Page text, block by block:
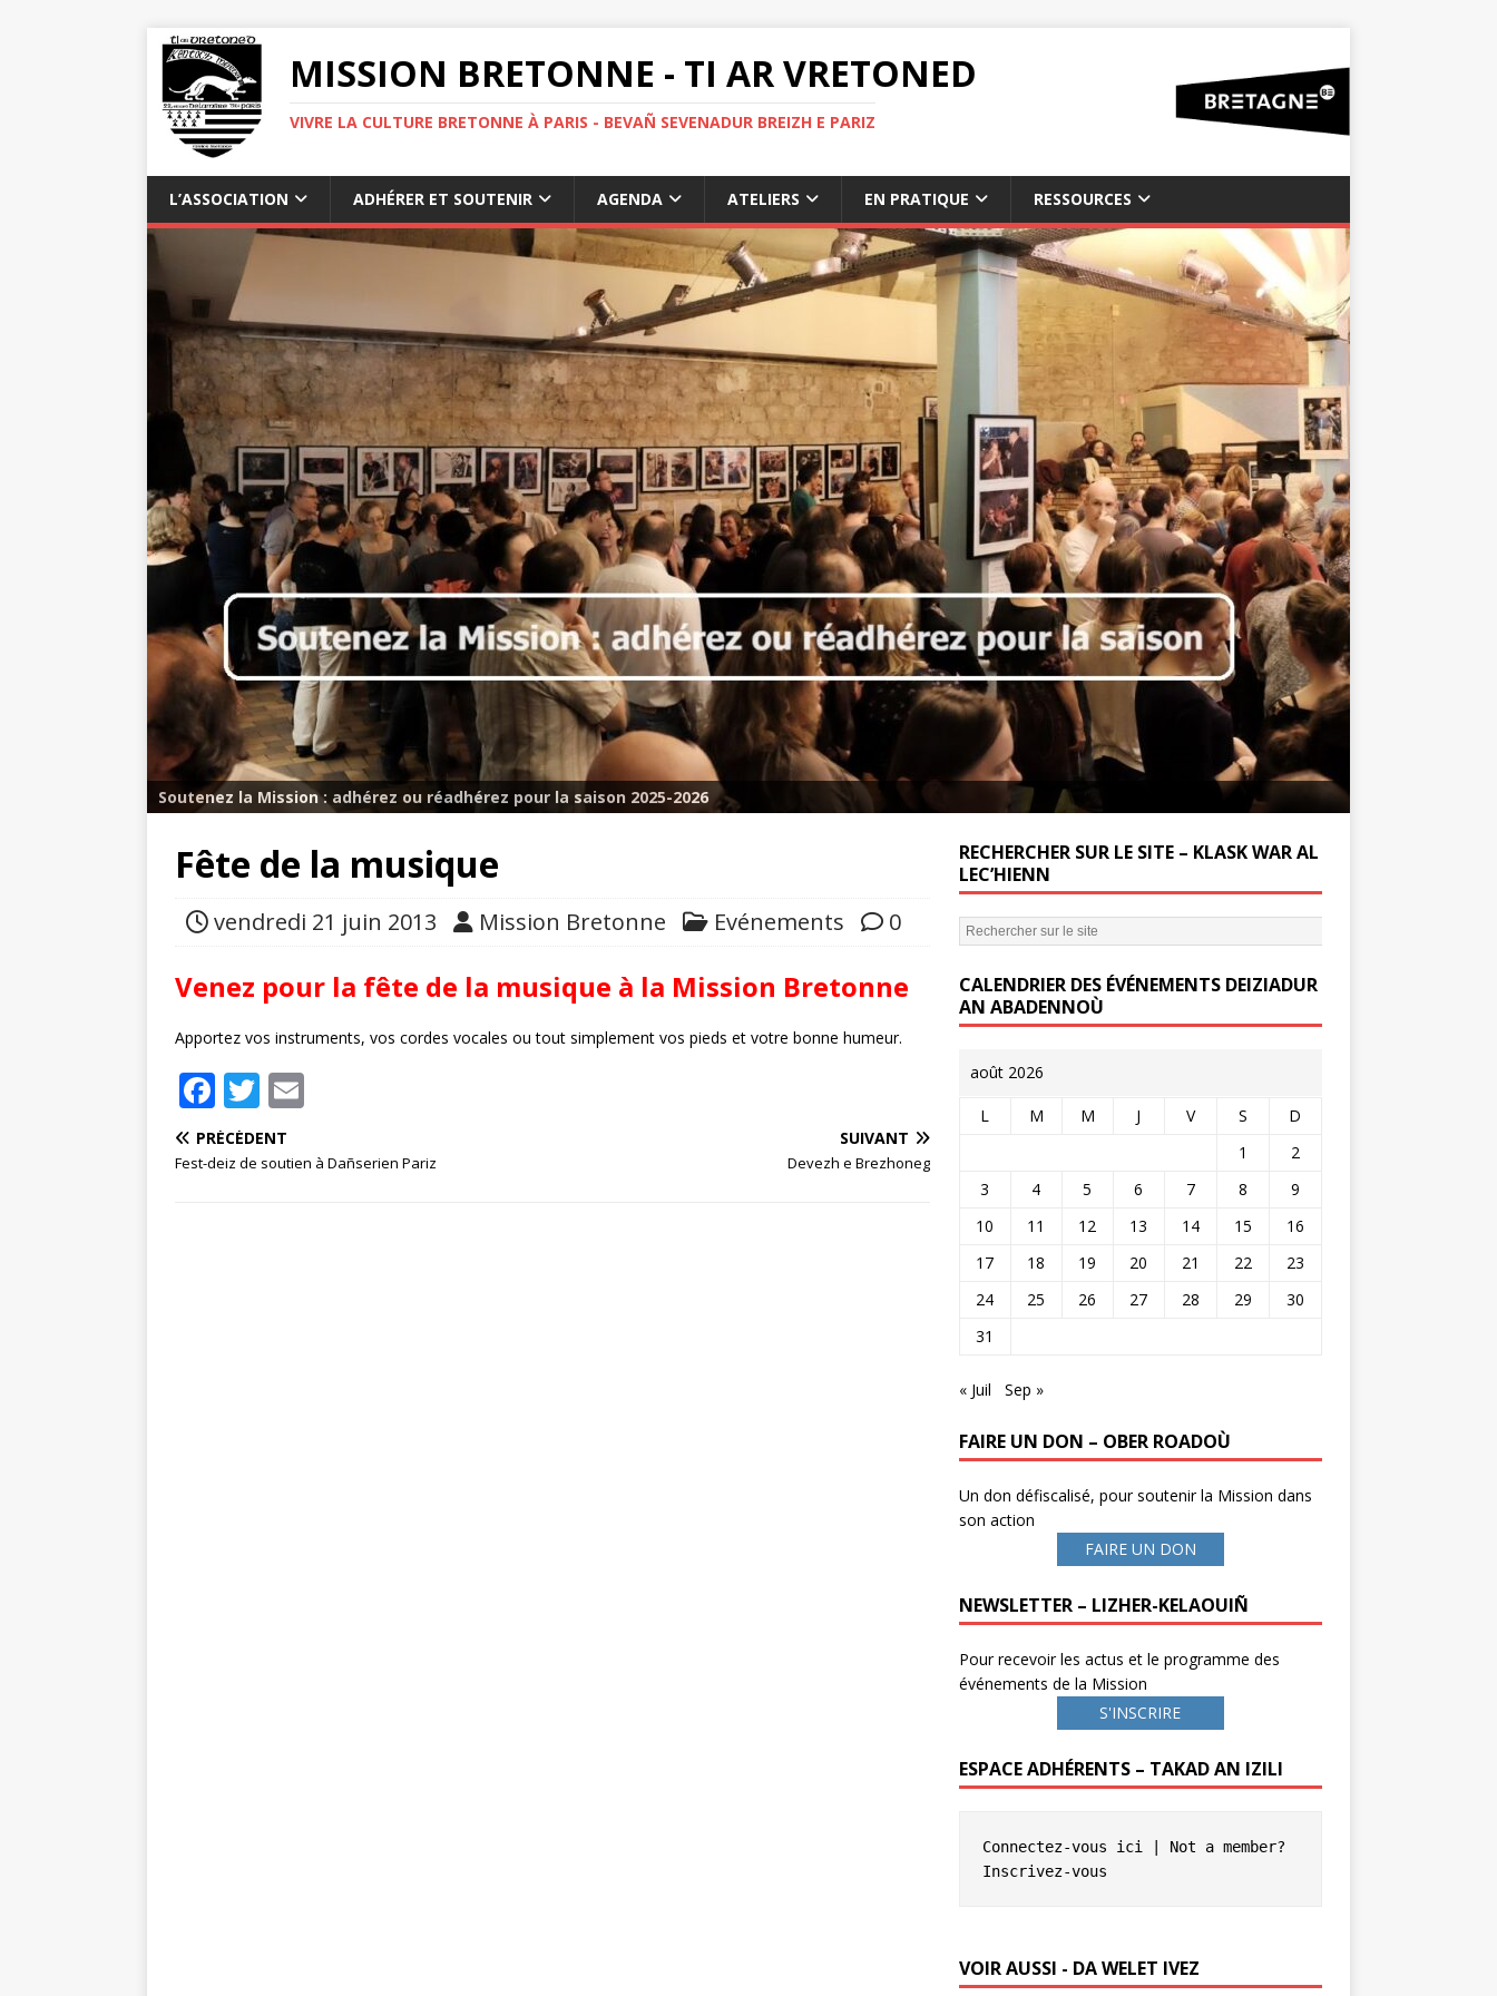
MISSION BRETONNE - TI AR VRETONED
VIVRE LA CULTURE BRETONNE À PARIS - BEVAÑ SEVENADUR BREIZH E PARIZ
L’ASSOCIATION ADHÉRER ET SOUTENIR AGENDA ATELIERS EN PRATIQUE RESSOURCES
Soutenez la Mission : adhérez ou réadhérez pour la saison 2025-2026
Fête de la musique
vendredi 21 juin 2013 Mission Bretonne Evénements 0
Venez pour la fête de la musique à la Mission Bretonne
Apportez vos instruments, vos cordes vocales ou tout simplement vos pieds et votre bonne humeur.
F
a
c
T
w
it ai
PRÉCÉDENT
Fest-deiz de soutien à Dañserien Pariz
SUIVANT
Devezh e Brezhoneg
RECHERCHER SUR LE SITE – KLASK WAR AL
LEC’HIENN
CALENDRIER DES ÉVÉNEMENTS DEIZIADUR
AN ABADENNOÙ
août 2026
L M M J V S
D
1
2
3
4 5 6 7 8
9
10
11 12 13 14 15
16
17
18 19 20 21 22
23
24
25 26 27 28 29
30
31
« Juil Sep »
FAIRE UN DON – OBER ROADOÙ
Un don défiscalisé, pour soutenir la Mission dans
son action
FAIRE UN DON
NEWSLETTER – LIZHER-KELAOUIÑ
Pour recevoir les actus et le programme des
événements de la Mission
S'INSCRIRE
ESPACE ADHÉRENTS – TAKAD AN IZILI
Connectez-vous ici
Inscrivez-vous
VOIR AUSSI - DA WELET IVEZ